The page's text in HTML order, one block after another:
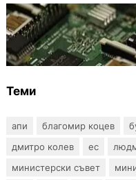
ИКОНОМИКА
Кои
от 2300
Теми
апи благомир коцев
дмитро колев
ес
министерски съвет